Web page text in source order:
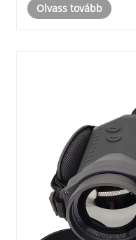
előnyeit és lehetséges
Olvass tovább